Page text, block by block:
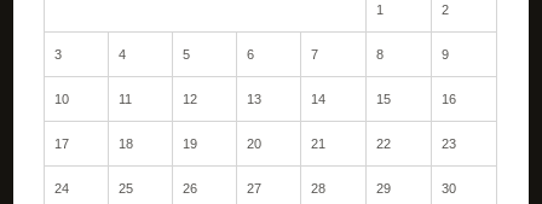
1 2
3 4 5 6 7 8 9
10 11 12 13 14 15 16
17 18 19 20 21 22 23
24 25 26 27 28 29 30